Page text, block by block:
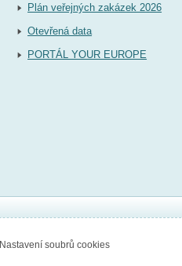
Plán veřejných zakázek 2026
Otevřená data
PORTÁL YOUR EUROPE
Nastavení soubrů cookies